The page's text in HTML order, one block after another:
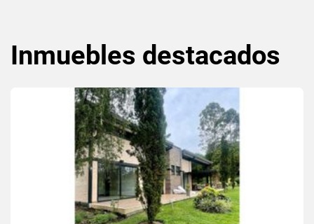
Inmuebles destacados